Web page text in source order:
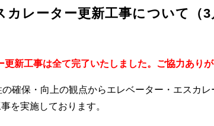
レーター更新工事について（3
新工事は全て完了いたしました。ご協力ありが
確保・向上の観点からエレベーター・エスカ
を実施しております。